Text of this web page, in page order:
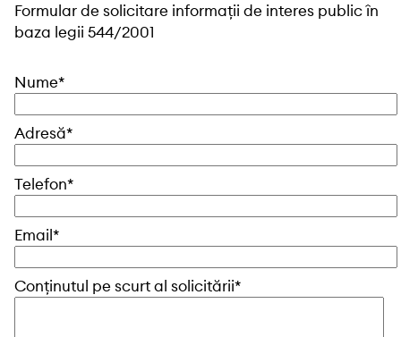
Formular de solicitare informații de interes public în
baza legii 544/2001
Nume*
Adresă*
Telefon*
Email*
Conţinutul pe scurt al solicitării*